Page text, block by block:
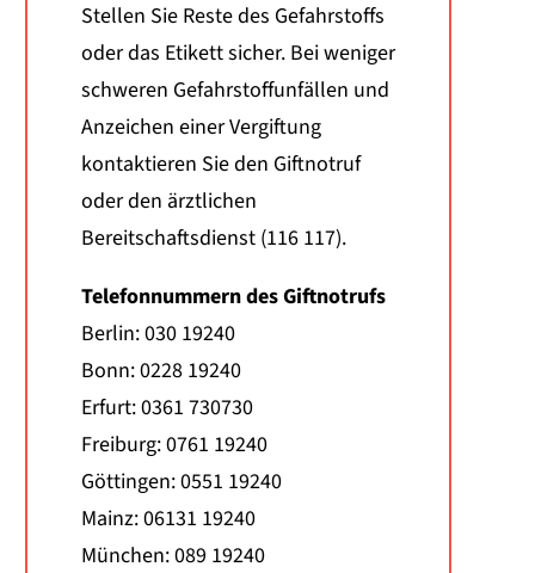
Stellen Sie Reste des Gefahrstoffs
oder das Etikett sicher. Bei weniger
schweren Gefahrstoffunfällen und
Anzeichen einer Vergiftung
kontaktieren Sie den Giftnotruf
oder den ärztlichen
Bereitschaftsdienst (116 117).
Telefonnummern des Giftnotrufs
Berlin: 030 19240
Bonn: 0228 19240
Erfurt: 0361 730730
Freiburg: 0761 19240
Göttingen: 0551 19240
Mainz: 06131 19240
München: 089 19240